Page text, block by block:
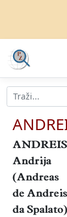
Andrija
(Andreas
de Andreis
da